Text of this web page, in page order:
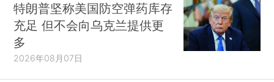
特朗普坚称美国防空弹药库存
充足 但不会向乌克兰提供更
多
2026年08月07日